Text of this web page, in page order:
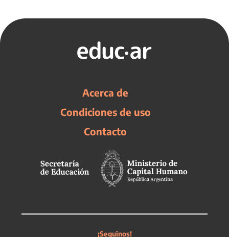
Acerca de
Condiciones de uso
Contacto
¡Seguinos!